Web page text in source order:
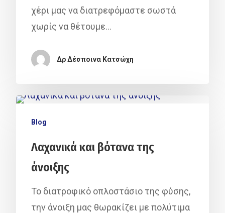
χέρι μας να διατρεφόμαστε σωστά
χωρίς να θέτουμε…
Δρ Δέσποινα Κατσώχη
Blog
Λαχανικά και βότανα της
άνοιξης
Το διατροφικό οπλοστάσιο της φύσης,
την άνοιξη μας θωρακίζει με πολύτιμα